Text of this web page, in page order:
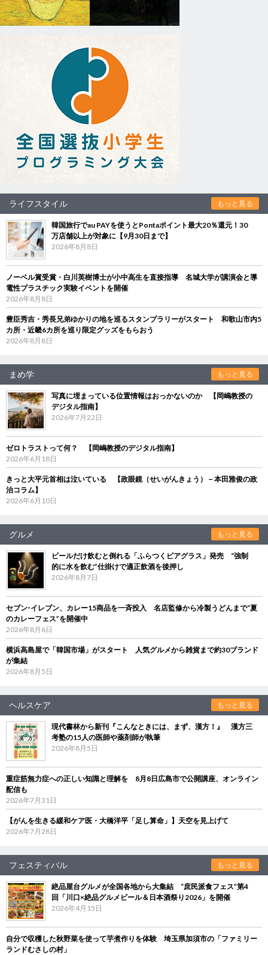
ライフスタイル もっと見る
韓国旅行でau PAYを使うとPontaポイント最大20％還元！30
万店舗以上が対象に【9月30日まで】
2026年8月8日
ノーベル賞受賞・白川英樹博士が小中高生を直接指導 名城大学が講演会と導
電性プラスチック実験イベントを開催
2026年8月8日
豊臣秀吉・秀長兄弟ゆかりの地を巡るスタンプラリーがスタート 和歌山市内5
カ所・近畿6カ所を巡り限定グッズをもらおう
2026年8月8日
まめ学 もっと見る
写真に埋まっている位置情報はおっかないのか 【岡嶋教授の
デジタル指南】
2026年7月22日
ゼロトラストって何？ 【岡嶋教授のデジタル指南】
2026年6月18日
きっと大平元首相は泣いている 【政眼鏡（せいがんきょう）－本田雅俊の政
治コラム】
2026年6月10日
グルメ もっと見る
ビールだけ飲むと倒れる「ふらつくビアグラス」発売 “強制
的に水を飲む”仕掛けで適正飲酒を後押し
2026年8月7日
セブン‐イレブン、カレー15商品を一斉投入 名店監修から冷製うどんまで“夏
のカレーフェス”を開催中
2026年8月6日
横浜高島屋で「韓国市場」がスタート 人気グルメから雑貨まで約30ブランド
が集結
2026年8月5日
ヘルスケア もっと見る
現代書林から新刊『こんなときには、まず、漢方！』 漢方三
考塾の15人の医師や薬剤師が執筆
2026年8月5日
重症筋無力症への正しい知識と理解を 8月8日広島市で公開講座、オンライン
配信も
2026年7月31日
【がんを生きる緩和ケア医・大橋洋平「足し算命」】天空を見上げて
2026年7月28日
フェスティバル もっと見る
絶品屋台グルメが全国各地から大集結 “庶民派食フェス”第4
回「川口×絶品グルメビール＆日本酒祭り2026」を開催
2026年4月15日
自分で収穫した秋野菜を使って芋煮作りを体験 埼玉県加須市の「ファミリー
ランドむさしの村」